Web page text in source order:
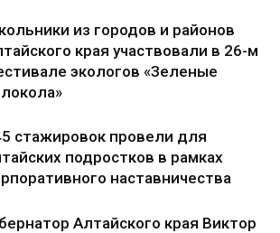
из городов и районов
края участвовали в 26-м
экологов «Зеленые
стажировок провели для
подростков в рамках
наставничества
Алтайского края Виктор